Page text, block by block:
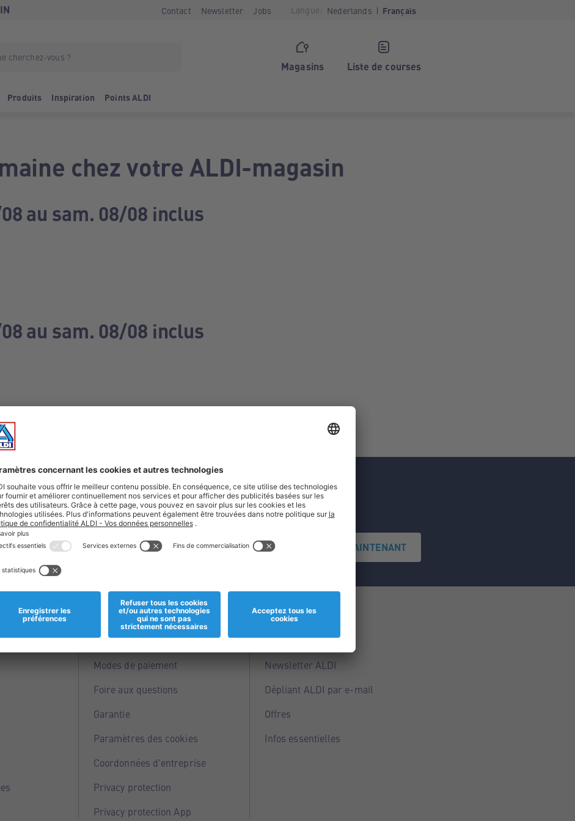
Contact Newsletter Jobs Langue: Nederlands Français
Magasins Liste de courses
Produits Inspiration Points ALDI
chez votre ALDI-magasin
au sam. 08/08 inclus
au sam. 08/08 inclus
et ne manquez aucune de nos offres.
S'INSCRIRE MAINTENANT
Informations
Magasins
Modes de paiement
Foire aux questions
Garantie
Paramètres des cookies
Coordonnées d'entreprise
Privacy protection
Privacy protection App
Service
Points ALDI
Newsletter ALDI
Dépliant ALDI par e-mail
Offres
Infos essentielles